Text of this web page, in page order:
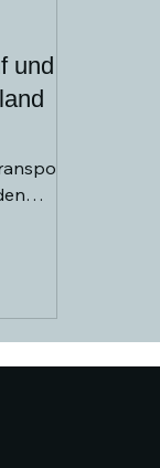
und